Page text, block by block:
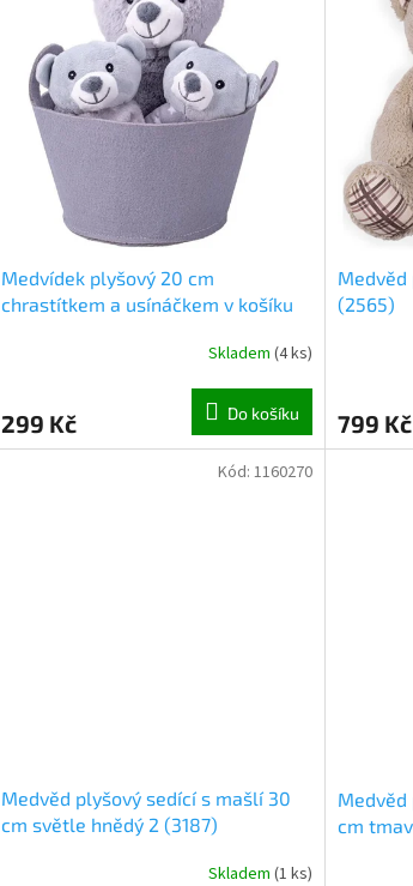
Medvídek plyšový 20 cm
chrastítkem a usínáčkem v košíku
Skladem (4 ks)
299 Kč Do košíku
Medvěd
(2565)
799 Kč
Medvěd plyšový sedící s mašlí 30
cm světle hnědý 2 (3187)
Skladem (1 ks)
Kód: 1160270
Medvěd
cm